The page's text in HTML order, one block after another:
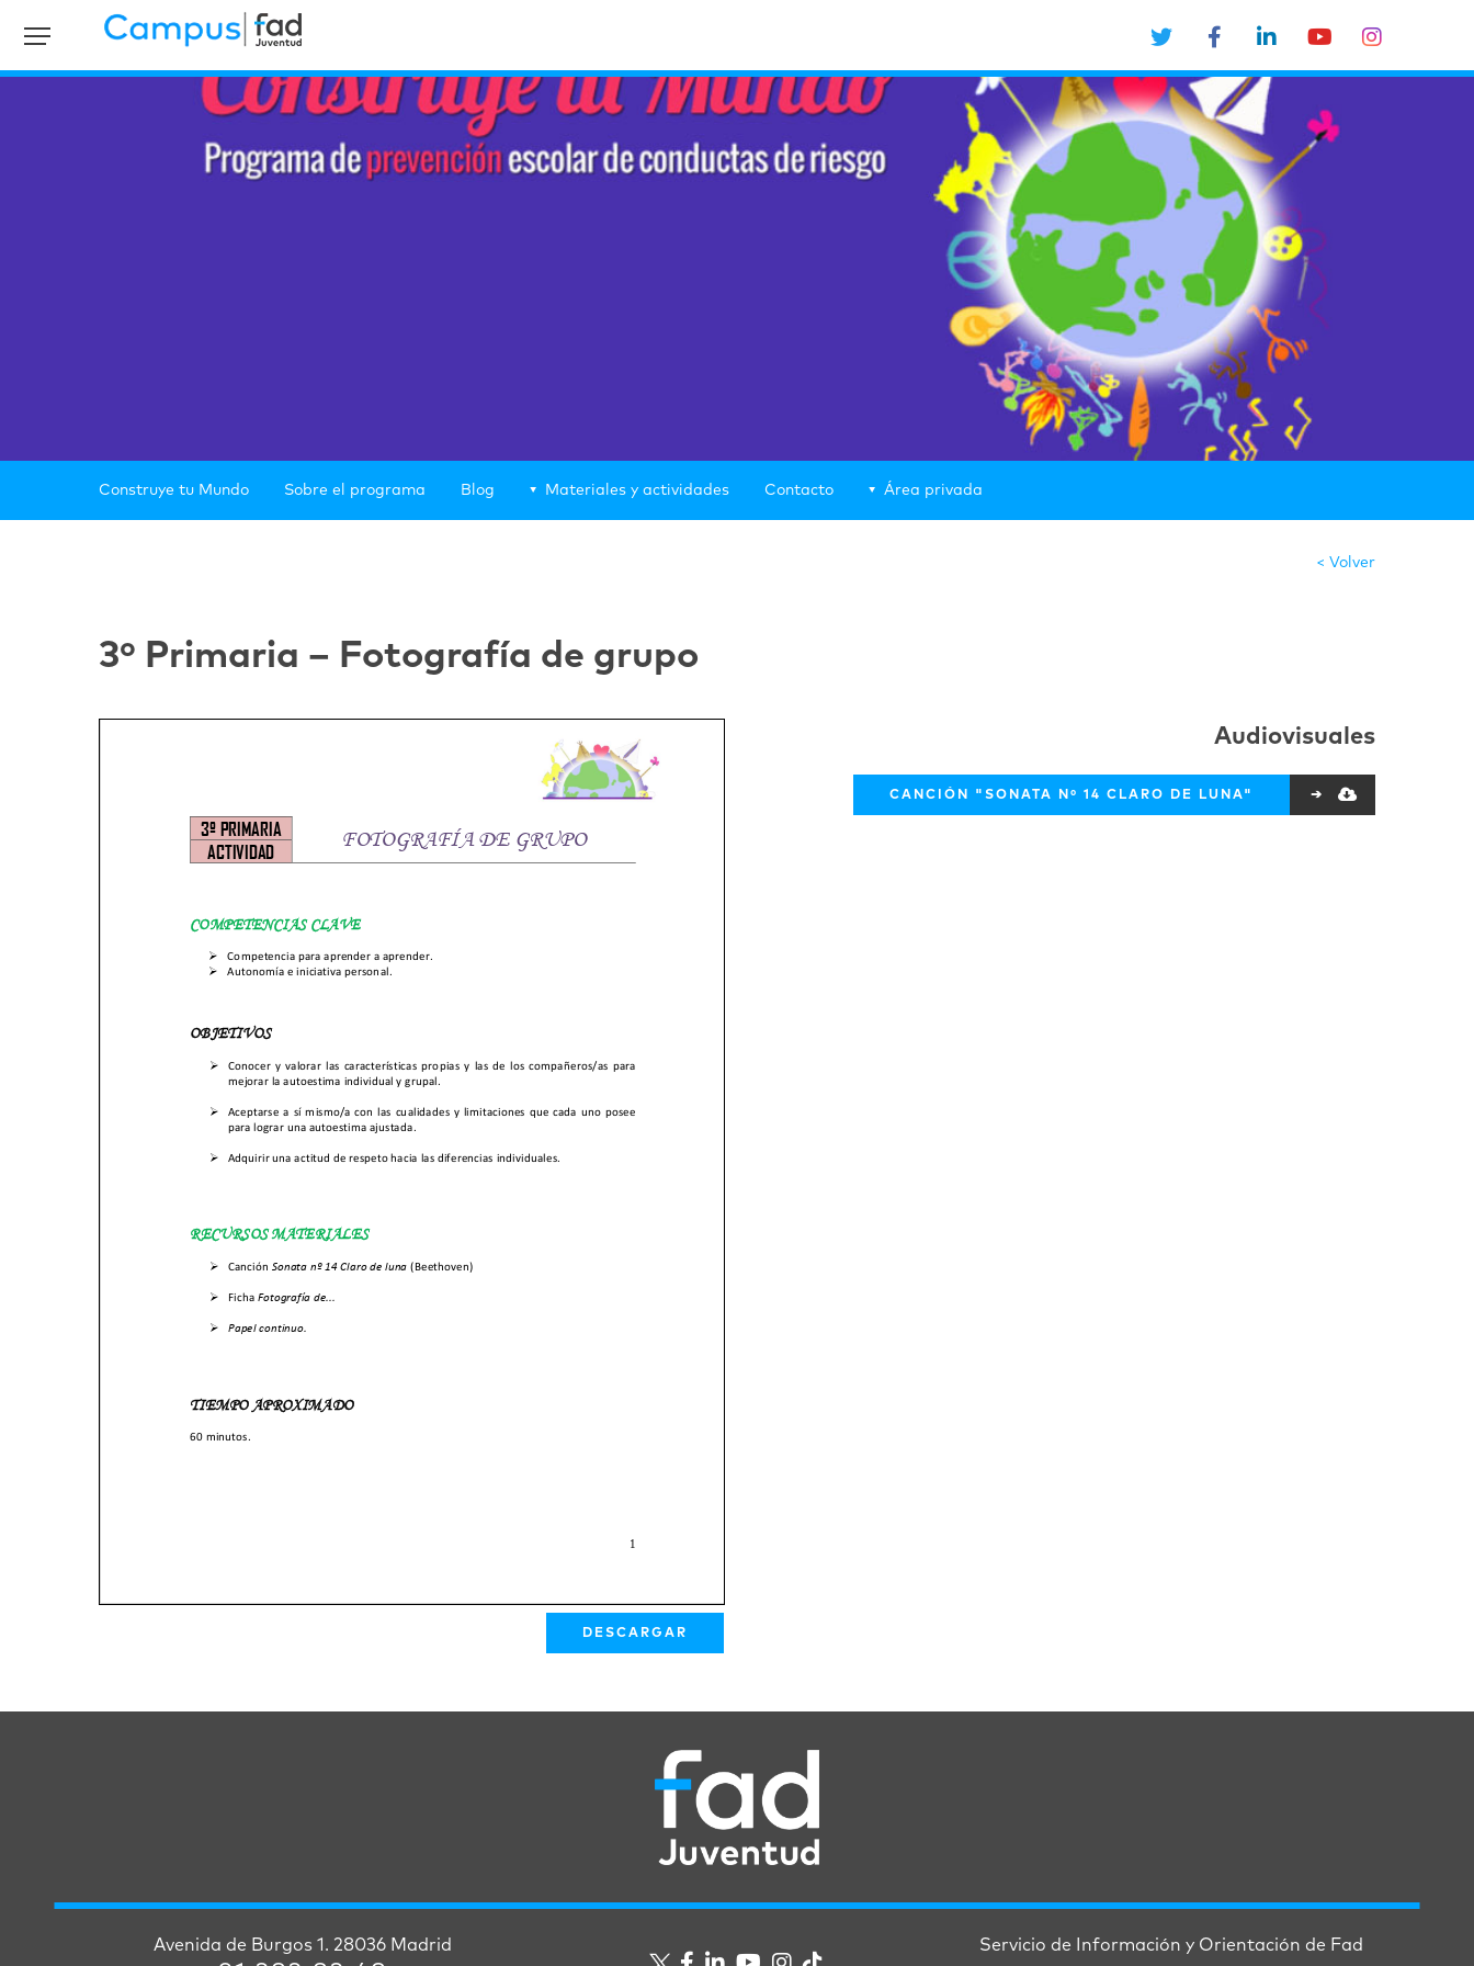
Construye tu Mundo Sobre el programa Blog Materiales y actividades Contacto Área privada
< Volver
3º Primaria – Fotografía de grupo
DESCARGAR
Audiovisuales
CANCIÓN "SONATA Nº 14 CLARO DE LUNA" ➔
Avenida de Burgos 1. 28036 Madrid
Servicio de Información y Orientación de Fad